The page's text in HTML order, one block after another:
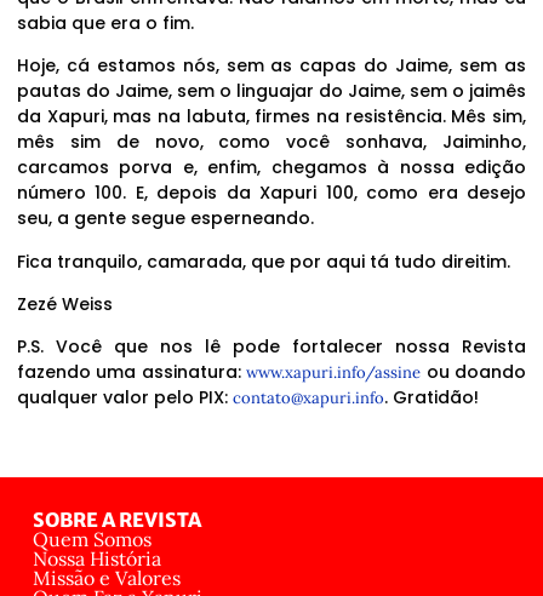
sabia que era o fim.
Hoje, cá estamos nós, sem as capas do Jaime, sem as
pautas do Jaime, sem o linguajar do Jaime, sem o jaimês
da Xapuri, mas na labuta, firmes na resistência. Mês sim,
mês sim de novo, como você sonhava, Jaiminho,
carcamos porva e, enfim, chegamos à nossa edição
número 100. E, depois da Xapuri 100, como era desejo
seu, a gente segue esperneando.
Fica tranquilo, camarada, que por aqui tá tudo direitim.
Zezé Weiss
P.S. Você que nos lê pode fortalecer nossa Revista
fazendo uma assinatura:www.xapuri.info/assine ou doando
qualquer valor pelo PIX: contato@xapuri.info. Gratidão!
SOBRE A REVISTA
Quem Somos
Nossa História
Missão e Valores